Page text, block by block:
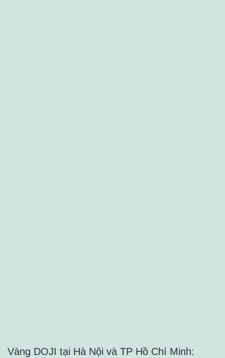
Vàng DOJI tại Hà Nội và TP Hồ Chí Minh: